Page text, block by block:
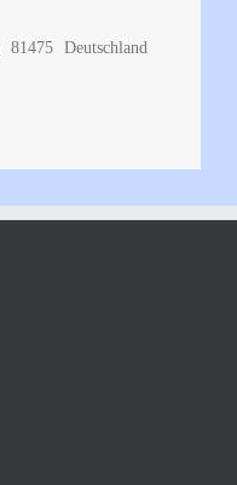
81475
Deutschland